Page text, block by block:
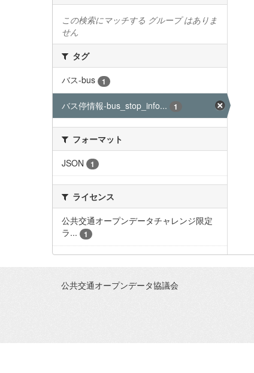
この検索にマッチする グループ はありま
せん
タグ
バス-bus
1
バス停情報-bus_stop_info... 1
フォーマット
JSON
1
ライセンス
公共交通オープンデータチャレンジ限定
ラ...
1
公共交通オープンデータ協議会